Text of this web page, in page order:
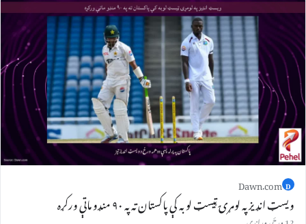
D
Dawn.com
ویسټ انډیز په لومړۍ ټیسټ لوبه کې پاکستان ته په ۹۰ منډو ماتې ورکړه